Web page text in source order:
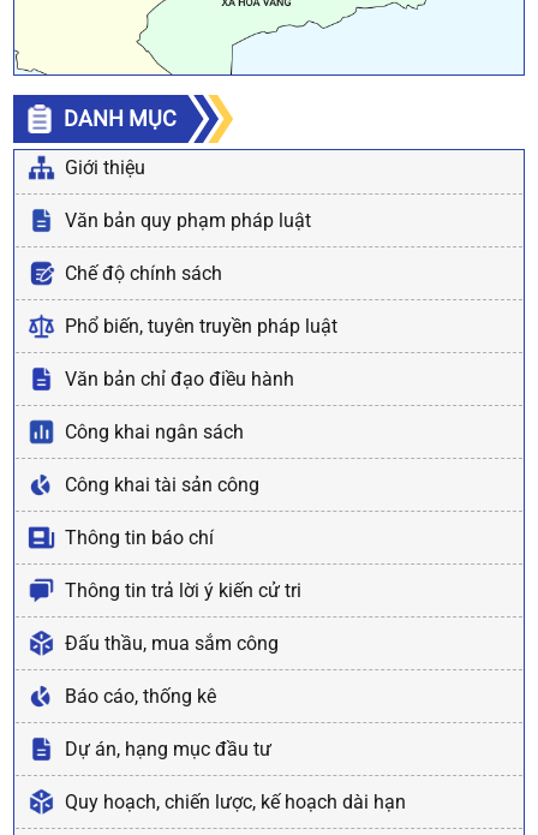
DANH MỤC
Giới thiệu
Văn bản quy phạm pháp luật
Chế độ chính sách
Phổ biến, tuyên truyền pháp luật
Văn bản chỉ đạo điều hành
Công khai ngân sách
Công khai tài sản công
Thông tin báo chí
Thông tin trả lời ý kiến cử tri
Đấu thầu, mua sắm công
Báo cáo, thống kê
Dự án, hạng mục đầu tư
Quy hoạch, chiến lược, kế hoạch dài hạn